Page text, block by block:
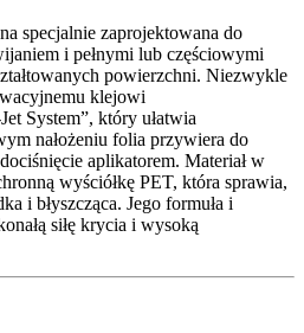
specjalnie zaprojektowana do
i pełnymi lub częściowymi
powierzchni. Niezwykle
klejowi
System”, który ułatwia
nałożeniu folia przywiera do
aplikatorem. Materiał w
wyściółkę PET, która sprawia,
i błyszcząca. Jego formuła i
siłę krycia i wysoką